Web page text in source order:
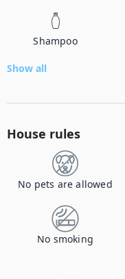
Shampoo
Show all
House rules
No pets are allowed
No smoking